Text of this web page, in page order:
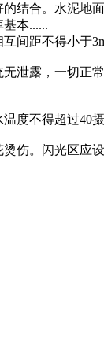
结合。水泥
本......
距不得小于
泄露，一切
度不得超过40
伤。闪光区